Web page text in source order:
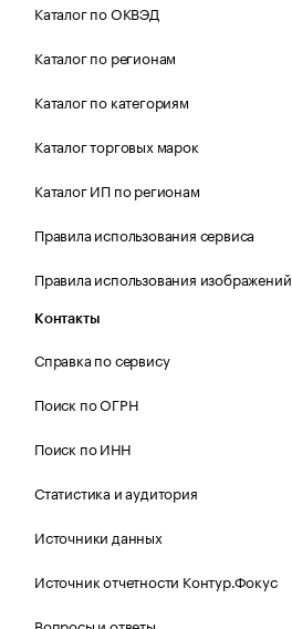
Каталог по ОКВЭД
Каталог по регионам
Каталог по категориям
Каталог торговых марок
Каталог ИП по регионам
Правила использования сервиса
Правила использования изображений
Контакты
Справка по сервису
Поиск по ОГРН
Поиск по ИНН
Статистика и аудитория
Источники данных
Источник отчетности Контур.Фокус